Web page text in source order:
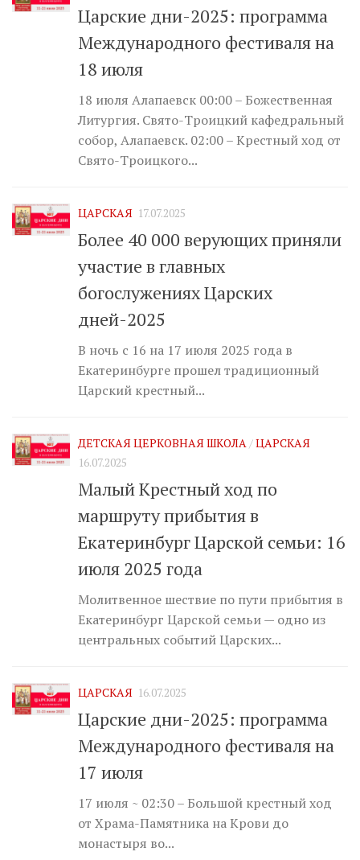
Царские дни-2025: программа
Международного фестиваля на
18 июля
18 июля Алапаевск 00:00 – Божественная
Литургия. Свято-Троицкий кафедральный
собор, Алапаевск. 02:00 – Крестный ход от
Свято-Троицкого...
ЦАРСКАЯ 17.07.2025
Более 40 000 верующих приняли
участие в главных
богослужениях Царских
дней-2025
В ночь с 16 на 17 июля 2025 года в
Екатеринбурге прошел традиционный
Царский крестный...
ДЕТСКАЯ ЦЕРКОВНАЯ ШКОЛА /ЦАРСКАЯ
16.07.2025
Малый Крестный ход по
маршруту прибытия в
Екатеринбург Царской семьи: 16
июля 2025 года
Молитвенное шествие по пути прибытия в
Екатеринбург Царской семьи — одно из
центральных событий Царских...
ЦАРСКАЯ 16.07.2025
Царские дни-2025: программа
Международного фестиваля на
17 июля
17 июля ~ 02:30 – Большой крестный ход
от Храма-Памятника на Крови до
монастыря во...